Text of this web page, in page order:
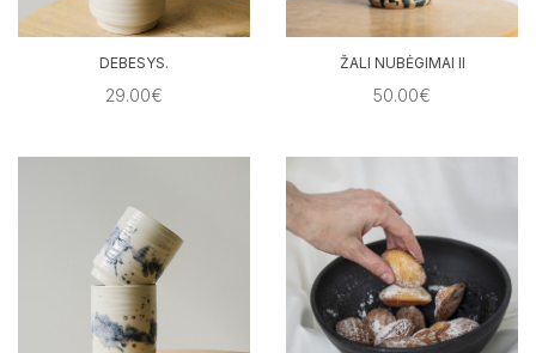
DEBESYS.
29.00€
ŽALI NUBĖGIMAI II
50.00€